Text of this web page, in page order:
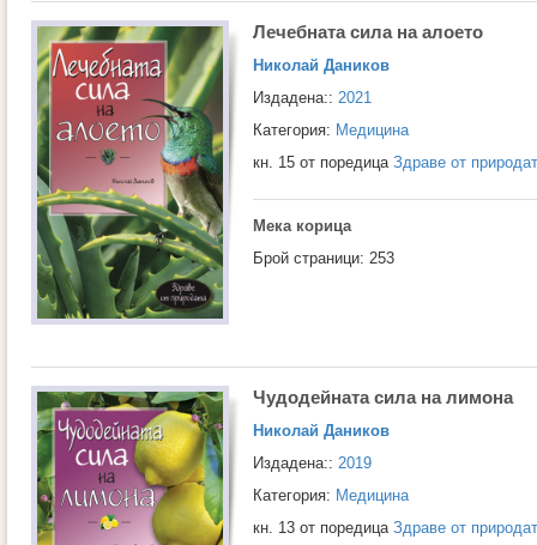
Лечебната сила на алоето
Николай Даников
Издадена:: 2021
Категория: Медицина
кн. 15 от поредица Здраве от
Мека корица
Брой страници: 253
Чудодейната сила на лимона
Николай Даников
Издадена:: 2019
Категория: Медицина
кн. 13 от поредица Здраве от